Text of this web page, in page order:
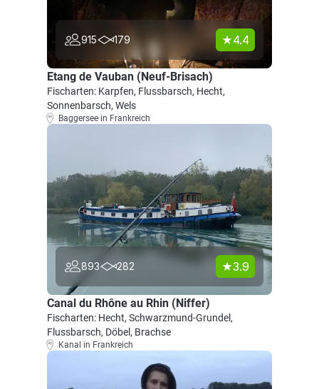
915 179 4.4
Etang de Vauban (Neuf-Brisach)
Fischarten: Karpfen, Flussbarsch, Hecht,
Sonnenbarsch, Wels
Baggersee in Frankreich
893 282 3.9
Canal du Rhône au Rhin (Niffer)
Fischarten: Hecht, Schwarzmund-Grundel,
Flussbarsch, Döbel, Brachse
Kanal in Frankreich